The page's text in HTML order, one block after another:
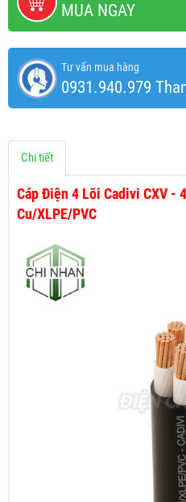
MUA NGAY
Tư vấn mua hàng
0931.940.979
Chi tiết
Cáp Điện 4 Lõi Cadivi CXV -
Cu/XLPE/PVC